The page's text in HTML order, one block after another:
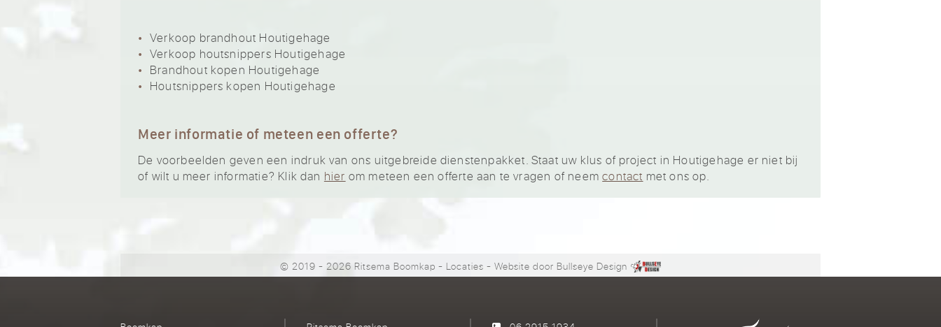
Verkoop brandhout Houtigehage
Verkoop houtsnippers Houtigehage
Brandhout kopen Houtigehage
Houtsnippers kopen Houtigehage
Meer informatie of meteen een offerte?
De voorbeelden geven een indruk van ons uitgebreide dienstenpakket. Staat uw klus of project in Houtigehage er niet bij
of wilt u meer informatie? Klik dan hier om meteen een offerte aan te vragen of neemcontact met ons op.
© 2019 - 2026 Ritsema Boomkap - Locaties - Website door Bullseye Design